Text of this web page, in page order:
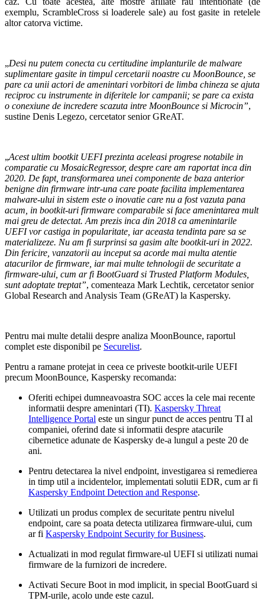
exemplu, ScrambleCross si loaderele sale) au fost gasite in retelele
altor catorva victime.
„Desi nu putem conecta cu certitudine implanturile de malware
suplimentare gasite in timpul cercetarii noastre cu MoonBounce, se
pare ca unii actori de amenintari vorbitori de limba chineza se ajuta
reciproc cu instrumente in diferitele lor campanii; se pare ca exista
o conexiune de incredere scazuta intre MoonBounce si Microcin”,
sustine Denis Legezo, cercetator senior GReAT.
„Acest ultim bootkitUEFI prezinta aceleasi progrese notabile in
comparatie cu MosaicRegressor, despre care am raportat inca din
2020. De fapt, transformarea unei componente de baza anterior
benigne din firmware intr-una care poate facilita implementarea
malware-ului in sistem este o inovatie care nu a fost vazuta pana
acum, in bootkit-uri firmware comparabile si face amenintarea mult
mai greu de detectat. Am prezis inca din 2018 ca amenintarile
UEFI vor castiga in popularitate, iar aceasta tendinta pare sa se
materializeze. Nu am fi surprinsi sa gasim alte bootkit-uri in 2022.
Din fericire, vanzatorii au inceput sa acorde mai multa atentie
atacurilor de firmware, iar mai multe tehnologii de securitate a
firmware-ului, cum ar fi BootGuard si Trusted Platform Modules,
sunt adoptate treptat”, comenteaza Mark Lechtik, cercetator senior
Global Research and Analysis Team (GReAT) la Kaspersky.
Pentru mai multe detalii despre analiza MoonBounce, raportul
complet este disponibil pe Securelist.
Pentru a ramane protejat in ceea ce priveste bootkit-urile UEFI
precum MoonBounce, Kaspersky recomanda:
Oferiti echipei dumneavoastra SOC acces la cele mai recente
informatii despre amenintari (TI). Kaspersky Threat
Intelligence Portal este un singur punct de acces pentru TI al
companiei, oferind date si informatii despre atacurile
cibernetice adunate de Kaspersky de-a lungul a peste 20 de
ani.
Pentru detectarea la nivel endpoint, investigarea si remedierea
in timp util a incidentelor, implementati solutii EDR, cum ar fi
Kaspersky Endpoint Detection and Response.
Utilizati un produs complex de securitate pentru nivelul
endpoint, care sa poata detecta utilizarea firmware-ului, cum
ar fi Kaspersky Endpoint Security for Business.
Actualizati in mod regulat firmware-ul UEFI si utilizati numai
firmware de la furnizori de incredere.
Activati Secure Boot in mod implicit, in special BootGuard si
TPM-urile, acolo unde este cazul.